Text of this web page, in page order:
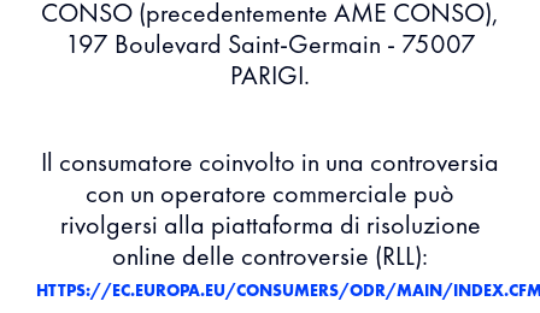
CONSO (precedentemente AME CONSO),
197 Boulevard Saint-Germain - 75007
PARIGI.
Il consumatore coinvolto in una controversia
con un operatore commerciale può
rivolgersi alla piattaforma di risoluzione
online delle controversie (RLL):
HTTPS://EC.EUROPA.EU/CONSUMERS/ODR/MAIN/